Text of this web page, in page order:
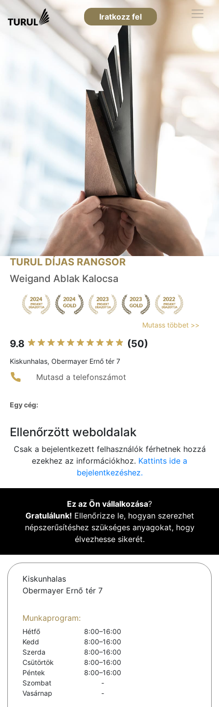
Iratkozz fel
TURUL DÍJAS RANGSOR
Weigand Ablak Kalocsa
Mutass többet >>
9.8 (50)
Kiskunhalas, Obermayer Ernő tér 7
Mutasd a telefonszámot
Egy cég:
Ellenőrzött weboldalak
Csak a bejelentkezett felhasználók férhetnek hozzá
ezekhez az információkhoz. Kattints ide a
bejelentkezéshez.
Ez az Ön vállalkozása?
Gratulálunk! Ellenőrizze le, hogyan szerezhet
népszerűsítéshez szükséges anyagokat, hogy
élvezhesse sikerét.
Kiskunhalas
Obermayer Ernő tér 7
Munkaprogram:
Hétfő
8:00–16:00
Kedd
8:00–16:00
Szerda
8:00–16:00
Csütörtök
8:00–16:00
Péntek
8:00–16:00
Szombat
-
Vasárnap
-